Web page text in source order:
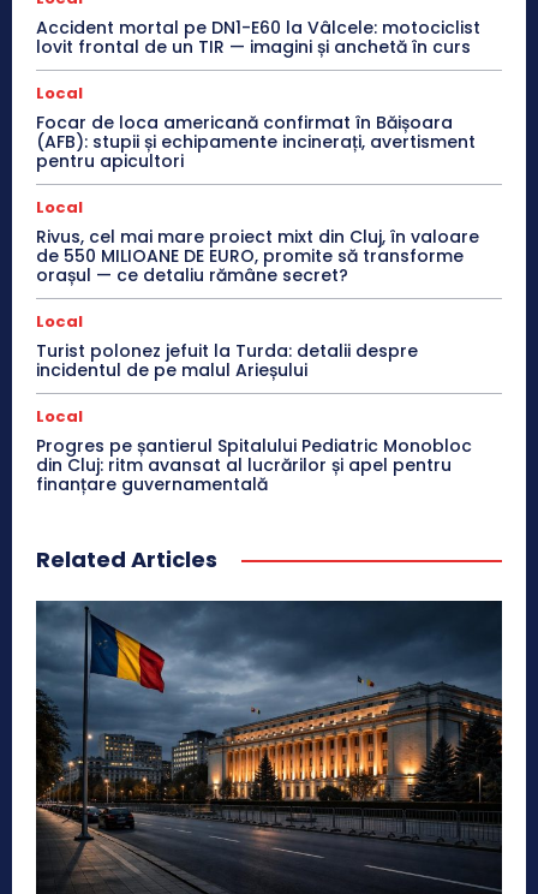
Accident mortal pe DN1-E60 la Vâlcele: motociclist
lovit frontal de un TIR — imagini și anchetă în curs
Local
Focar de loca americană confirmat în Băișoara
(AFB): stupii și echipamente incinerați, avertisment
pentru apicultori
Local
Rivus, cel mai mare proiect mixt din Cluj, în valoare
de 550 MILIOANE DE EURO, promite să transforme
orașul — ce detaliu rămâne secret?
Local
Turist polonez jefuit la Turda: detalii despre
incidentul de pe malul Arieșului
Local
Progres pe șantierul Spitalului Pediatric Monobloc
din Cluj: ritm avansat al lucrărilor și apel pentru
finanțare guvernamentală
Related Articles